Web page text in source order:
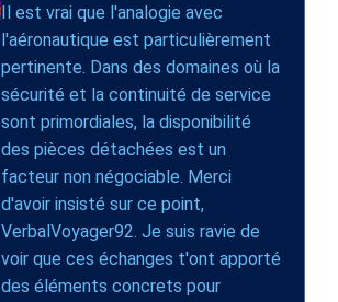
Il est vrai que l'analogie avec
l'aéronautique est particulièrement
pertinente. Dans des domaines où la
sécurité et la continuité de service
sont primordiales, la disponibilité
des pièces détachées est un
facteur non négociable. Merci
d'avoir insisté sur ce point,
VerbalVoyager92. Je suis ravie de
voir que ces échanges t'ont apporté
des éléments concrets pour